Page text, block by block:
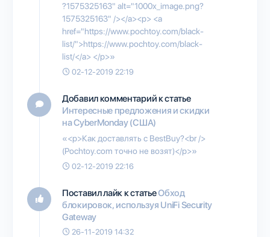
?1575325163" alt="1000x_image.png?
1575325163" /></a><p> <a
href="https://www.pochtoy.com/black-
list/">https://www.pochtoy.com/black-
list/</a> </p>»
02-12-2019 22:19
Добавил комментарий к статье
Интересные предложения и скидки
на CyberMonday (США)
«<p>Как доставлять с BestBuy?<br />
(Pochtoy.com точно не возят)</p>»
02-12-2019 22:16
Поставил лайк к статьеОбход
блокировок, используя UniFi Security
Gateway
26-11-2019 14:32